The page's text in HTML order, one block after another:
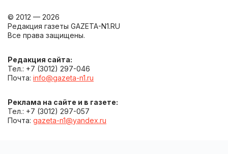
© 2012 — 2026
Редакция газеты GAZETA-N1.RU
Все права защищены.
Редакция сайта:
Тел.: +7 (3012) 297-046
Почта: info@gazeta-n1.ru
Реклама на сайте и в газете:
Тел.: +7 (3012) 297-057
Почта: gazeta-n1@yandex.ru